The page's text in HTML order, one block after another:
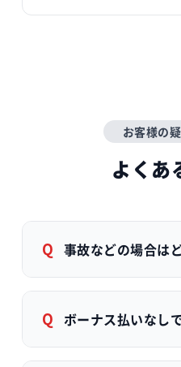
お客様の
よくあ
Q 事故などの場合は
Q ボーナス払いなし